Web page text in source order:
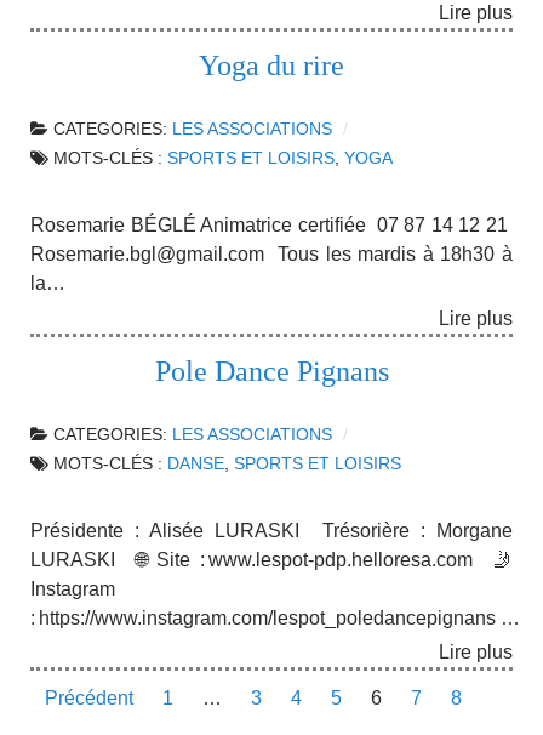
Lire plus
Yoga du rire
CATEGORIES:
LES ASSOCIATIONS
MOTS-CLÉS : SPORTS ET LOISIRS YOGA
Rosemarie BÉGLÉ Animatrice certifiée 07 87 14 12 21
Rosemarie.bgl@gmail.com Tous les mardis à 18h30 à
la…
Lire plus
Pole Dance Pignans
CATEGORIES: LES ASSOCIATIONS
MOTS-CLÉS : DANSE SPORTS ET LOISIRS
Présidente : Alisée LURASKI Trésorière : Morgane
LURASKI 🌐 Site : www.lespot-pdp.helloresa.com 🤳
Instagram
: https://www.instagram.com/lespot_poledancepignans …
Lire plus
Précédent 1 … 3 4 5 6 7 8